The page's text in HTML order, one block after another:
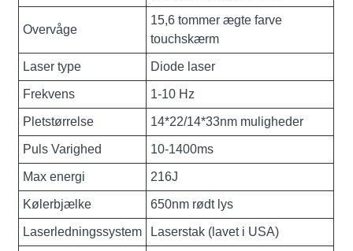
Overvåge
15,6 tommer ægte farve
touchskærm
Laser type Diode laser
Frekvens 1-10 Hz
Pletstørrelse 14*22/14*33nm muligheder
Puls Varighed 10-1400ms
Max energi 216J
Kølerbjælke 650nm rødt lys
Laserledningssystem Laserstak (lavet i USA)